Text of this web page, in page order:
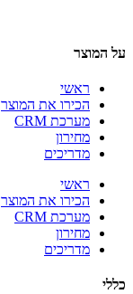
על המוצר
ראשי
הכירו את המוצר
מערכת CRM
מחירון
מדריכים
ראשי
הכירו את המוצר
מערכת CRM
מחירון
מדריכים
כללי